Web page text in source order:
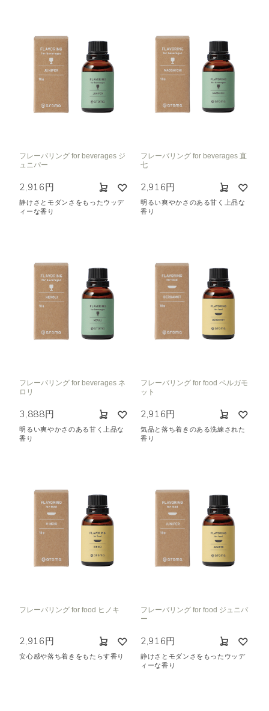
フレーバリング for beverages ジ
ュニパー
2,916円
静けさとモダンさをもったウッデ
ィーな香り
フレーバリング for beverages 直
七
2,916円
明るい爽やかさのある甘く上品な
香り
フレーバリング for beverages ネ
ロリ
3,888円
明るい爽やかさのある甘く上品な
香り
フレーバリング for food ベルガモ
ット
2,916円
気品と落ち着きのある洗練された
香り
フレーバリング for food ヒノキ
2,916円
安心感や落ち着きをもたらす香り
フレーバリング for food ジュニパ
ー
2,916円
静けさとモダンさをもったウッデ
ィーな香り